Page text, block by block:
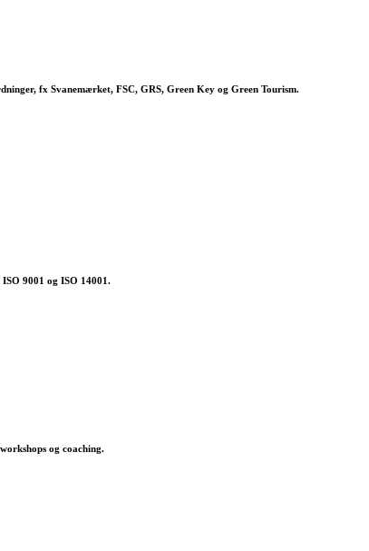
fx Svanemærket, FSC, GRS, Green Key og Green Tourism.
9001 og ISO 14001.
og coaching.